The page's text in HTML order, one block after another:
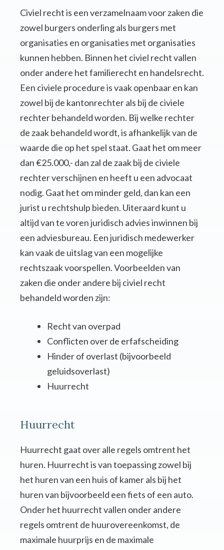
Civiel recht is een verzamelnaam voor zaken die
zowel burgers onderling als burgers met
organisaties en organisaties met organisaties
kunnen hebben. Binnen het civiel recht vallen
onder andere het familierecht en handelsrecht.
Een civiele procedure is vaak openbaar en kan
zowel bij de kantonrechter als bij de civiele
rechter behandeld worden. Bij welke rechter
de zaak behandeld wordt, is afhankelijk van de
waarde die op het spel staat. Gaat het om meer
dan €25.000,- dan zal de zaak bij de civiele
rechter verschijnen en heeft u een advocaat
nodig. Gaat het om minder geld, dan kan een
jurist u rechtshulp bieden. Uiteraard kunt u
altijd van te voren juridisch advies inwinnen bij
een adviesbureau. Een juridisch medewerker
kan vaak de uitslag van een mogelijke
rechtszaak voorspellen. Voorbeelden van
zaken die onder andere bij civiel recht
behandeld worden zijn:
Recht van overpad
Conflicten over de erfafscheiding
Hinder of overlast (bijvoorbeeld
geluidsoverlast)
Huurrecht
Huurrecht
Huurrecht gaat over alle regels omtrent het
huren. Huurrecht is van toepassing zowel bij
het huren van een huis of kamer als bij het
huren van bijvoorbeeld een fiets of een auto.
Onder het huurrecht vallen onder andere
regels omtrent de huurovereenkomst, de
maximale huurprijs en de maximale